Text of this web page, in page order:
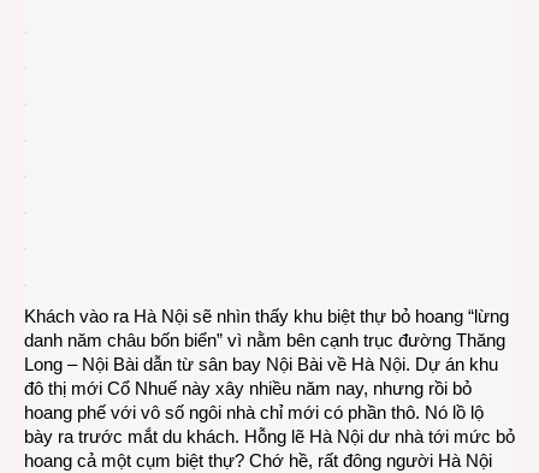
Khách vào ra Hà Nội sẽ nhìn thấy khu biệt thự bỏ hoang “lừng
danh năm châu bốn biển” vì nằm bên cạnh trục đường Thăng
Long – Nội Bài dẫn từ sân bay Nội Bài về Hà Nội. Dự án khu
đô thị mới Cổ Nhuế này xây nhiều năm nay, nhưng rồi bỏ
hoang phế với vô số ngôi nhà chỉ mới có phần thô. Nó lồ lộ
bày ra trước mắt du khách. Hỗng lẽ Hà Nội dư nhà tới mức bỏ
hoang cả một cụm biệt thự? Chớ hề, rất đông người Hà Nội